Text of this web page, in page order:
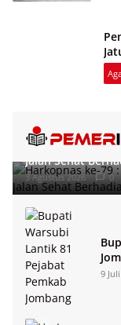
Harkopnas ke-79
Jalan Sehat
3 Agustus 2026 0
9